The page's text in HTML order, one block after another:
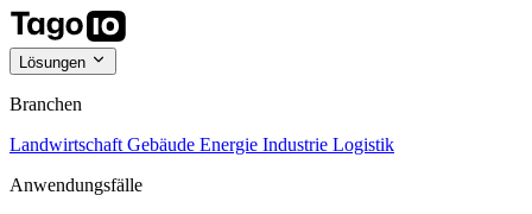
Lösungen
Branchen
Landwirtschaft Gebäude Energie Industrie Logistik
Anwendungsfälle